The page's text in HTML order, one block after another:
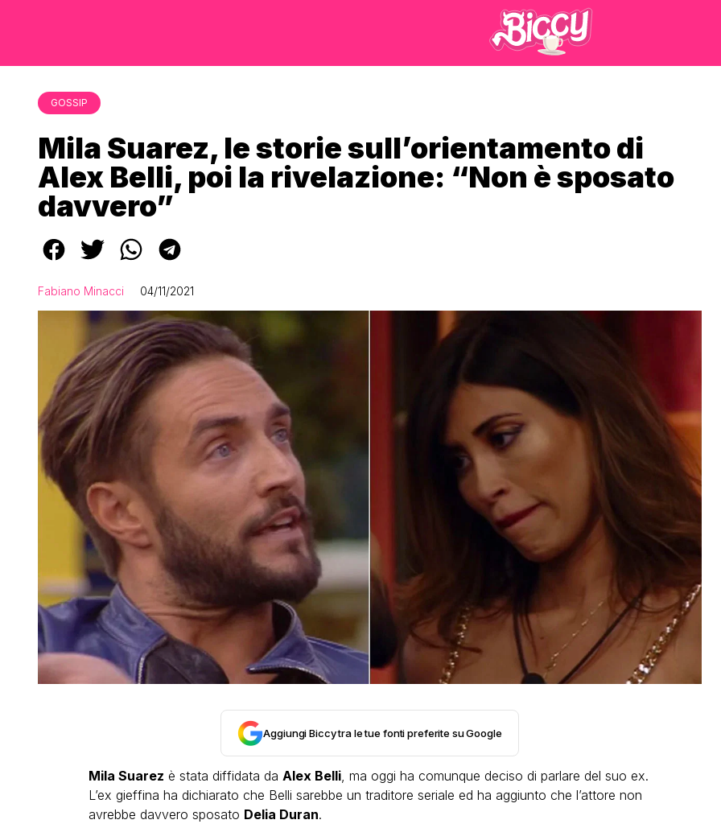
GOSSIP
Mila Suarez, le storie sull’orientamento di
Alex Belli, poi la rivelazione: “Non è sposato
davvero”
Fabiano Minacci 04/11/2021
Aggiungi Biccy tra le tue fonti preferite su Google
Mila Suarez è stata diffidata da Alex Belli, ma oggi ha comunque deciso di parlare del suo ex.
L’ex gieffina ha dichiarato che Belli sarebbe un traditore seriale ed ha aggiunto che l’attore non
avrebbe davvero sposato Delia Duran.